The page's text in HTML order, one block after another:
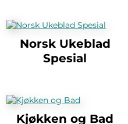
Norsk Ukeblad
Spesial
Kjøkken og Bad